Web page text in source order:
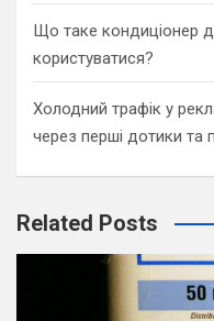
Що таке кондиціонер
користуватися?
Холодний трафік у
через перші дотики та
Related Posts